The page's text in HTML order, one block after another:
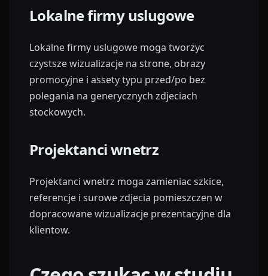
Lokalne firmy uslugowe
Lokalne firmy uslugowe moga tworzyc
czystsze wizualizacje na strone, obrazy
promocyjne i assety typu przed/po bez
polegania na generycznych zdjeciach
stockowych.
Projektanci wnetrz
Projektanci wnetrz moga zamieniac szkice,
referencje i surowe zdjecia pomieszczen w
dopracowane wizualizacje prezentacyjne dla
klientow.